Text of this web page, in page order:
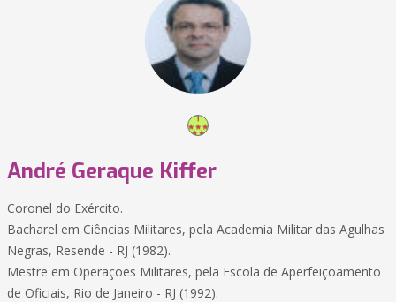
André Geraque Kiffer
Coronel do Exército.
Bacharel em Ciências Militares, pela Academia Militar das Agulhas
Negras, Resende - RJ (1982).
Mestre em Operações Militares, pela Escola de Aperfeiçoamento
de Oficiais, Rio de Janeiro - RJ (1992).